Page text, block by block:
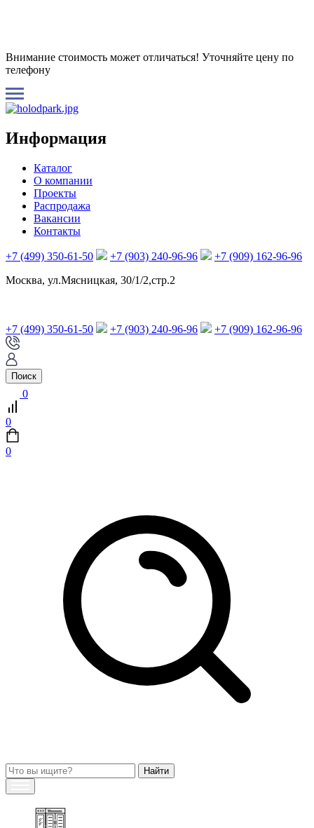
Внимание стоимость может отличаться! Уточняйте цену по
телефону
Информация
Каталог
О компании
Проекты
Распродажа
Вакансии
Контакты
+7 (499) 350-61-50 +7 (903) 240-96-96
+7 (909) 162-96-96
Москва, ул.Мясницкая, 30/1/2,стр.2
+7 (499) 350-61-50 +7 (903) 240-96-96 +7 (909) 162-96-96
Поиск
0
0
0